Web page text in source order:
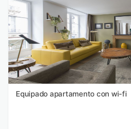
Equipado apartamento con wi-fi